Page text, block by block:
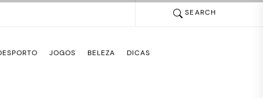
SEARCH
JOGOS BELEZA DICAS